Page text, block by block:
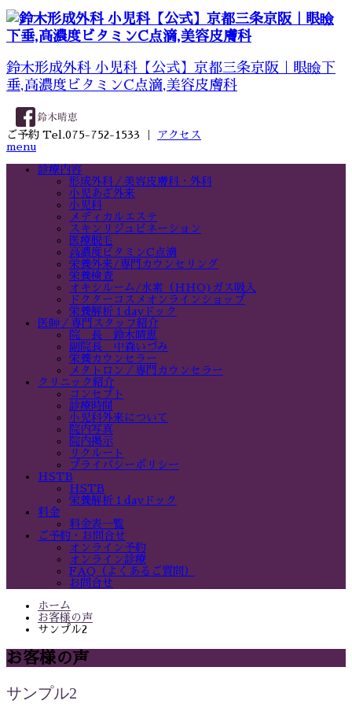
鈴木形成外科 小児科【公式】京都三条京阪｜眼瞼下
垂,高濃度ビタミンC点滴,美容皮膚科
ご予約 Tel.075-752-1533 ｜
アクセス
menu
診療内容
形成外科／美容皮膚科・外科
小児あざ外来
小児科
メディカルエステ
スキンリジュビネーション
医療脱毛
高濃度ビタミンC点滴
栄養外来/専門カウンセリング
栄養検査
オキシルーム/水素（HHO)ガス吸入
ドクターコスメオンラインショップ
栄養解析１dayドック
医師／専門スタッフ紹介
院 長 鈴木晴恵
副院長 中森いづみ
栄養カウンセラー
メタトロン／専門カウンセラー
クリニック紹介
コンセプト
診療時間
小児科外来について
院内写真
院内掲示
リクルート
プライバシーポリシー
HSTB
HSTB
栄養解析１dayドック
料金
料金表一覧
ご予約・お問合せ
オンライン予約
オンライン診療
FAQ（よくあるご質問）
お問合せ
ホーム
お客様の声
サンプル2
お客様の声
サンプル2